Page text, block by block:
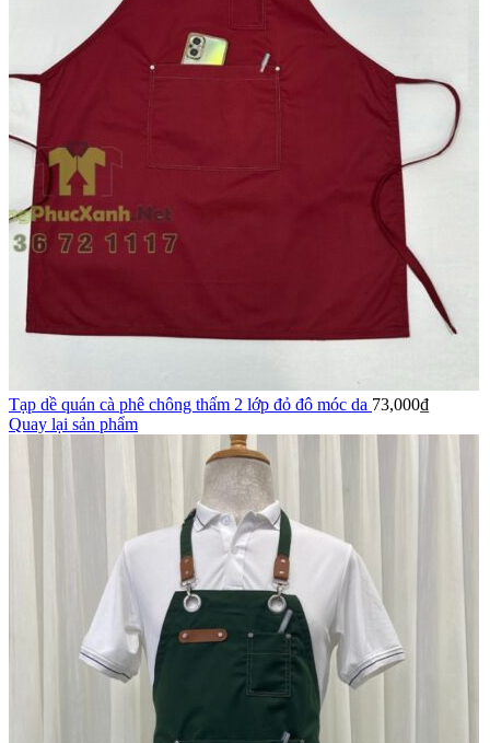
Tạp dề quán cà phê chông thấm 2 lớp đỏ đô móc da 73,000₫
Quay lại sản phẩm